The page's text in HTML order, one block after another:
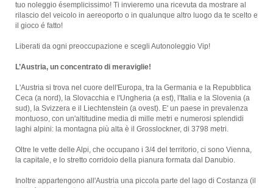
tuo noleggio ésemplicissimo! Ti invieremo una ricevuta da mostrare al
rilascio del veicolo in aereoporto o in qualunque altro luogo da te scelto e
il gioco é fatto!
Liberati da ogni preoccupazione e scegli Autonoleggio Vip!
L’Austria, un concentrato di meraviglie!
L'Austria si trova nel cuore dell'Europa, tra la Germania e la Repubblica
Ceca (a nord), la Slovacchia e l'Ungheria (a est), l'Italia e la Slovenia (a
sud), la Svizzera e il Liechtenstein (a ovest). E' un paese in prevalenza
montuoso, con un'altitudine media di mille metri e numerosi splendidi
laghi alpini: la montagna più alta è il Grosslockner, di 3798 metri.
Oltre le vette delle Alpi, che occupano i 3/4 del territorio, ci sono Vienna,
la capitale, e lo stretto corridoio della pianura formata dal Danubio.
Inoltre appartengono all'Austria una piccola parte del lago di Costanza (il